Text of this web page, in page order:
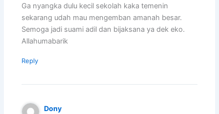
Ga nyangka dulu kecil sekolah kaka temenin
sekarang udah mau mengemban amanah besar.
Semoga jadi suami adil dan bijaksana ya dek eko.
Allahumabarik
Reply
Dony